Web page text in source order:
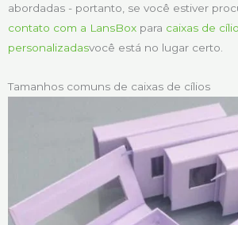
abordadas - portanto, se você estiver
contato com a LansBox para caixas de
personalizadasvocê está no lugar certo.
Tamanhos comuns de caixas de cílios